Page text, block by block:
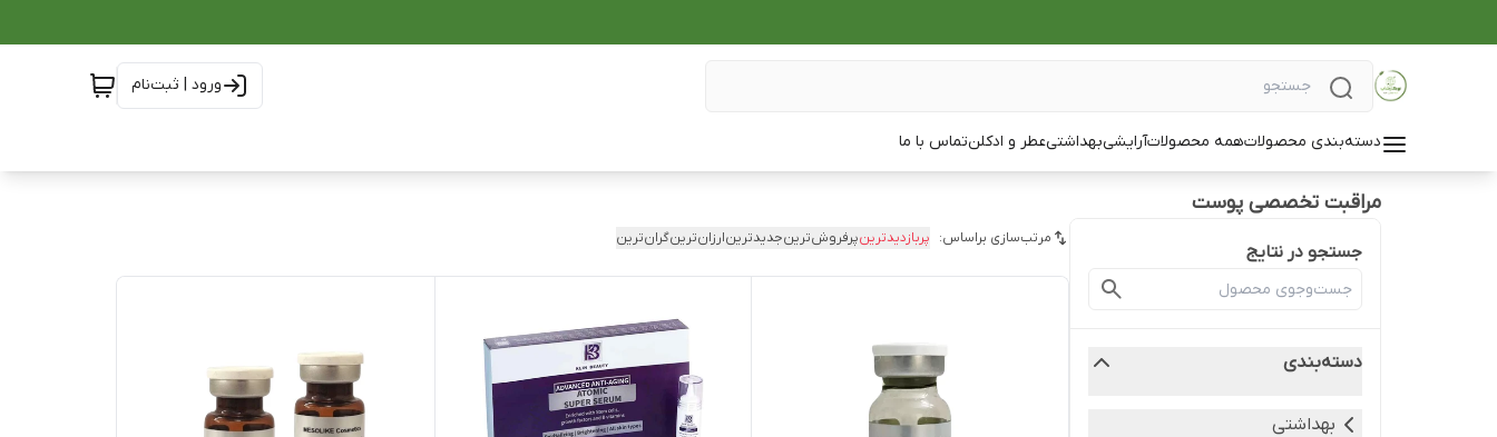
ورود | ثبت‌نام
دسته‌بندی محصولاتهمه محصولاتآرایشیبهداشتیعطر و ادکلنتماس با ما
مراقبت تخصصی پوست
جستجو در نتایج
دسته‌بندی
بهداشتی
مرتب‌سازی براساس: پربازدیدترینپرفروش‌ترینجدیدترینارزان‌ترینگران‌ترین